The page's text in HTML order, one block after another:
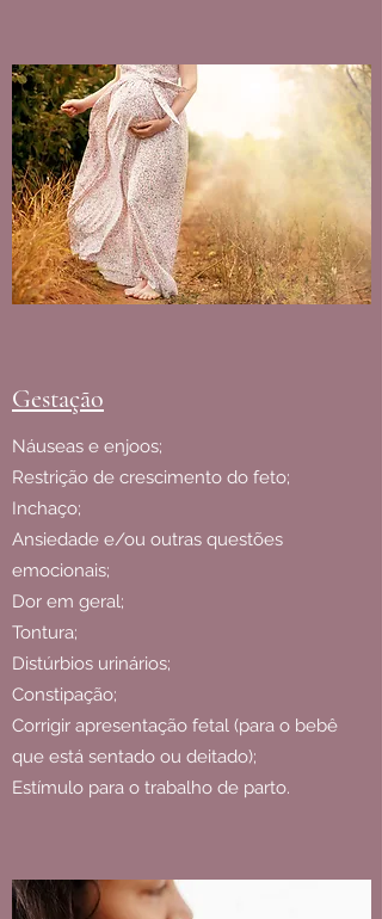
Gestação
Náuseas e enjoos;
Restrição de crescimento do feto;
Inchaço;
Ansiedade e/ou outras questões
emocionais;
Dor em geral;
Tontura;
Distúrbios urinários;
Constipação;
Corrigir apresentação fetal (para o bebê
que está sentado ou deitado);
Estímulo para o trabalho de parto.